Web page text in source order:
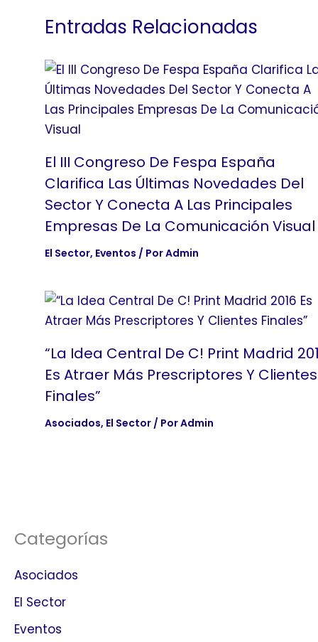
Entradas Relacionadas
El III Congreso De Fespa España
Clarifica Las Últimas Novedades Del
Sector Y Conecta A Las Principales
Empresas De La Comunicación Visual
El Sector, Eventos / PorAdmin
“La Idea Central De C! Print Madrid
Es Atraer Más Prescriptores Y Clientes
Finales”
Asociados, El Sector/ PorAdmin
Categorías
Asociados
El Sector
Eventos